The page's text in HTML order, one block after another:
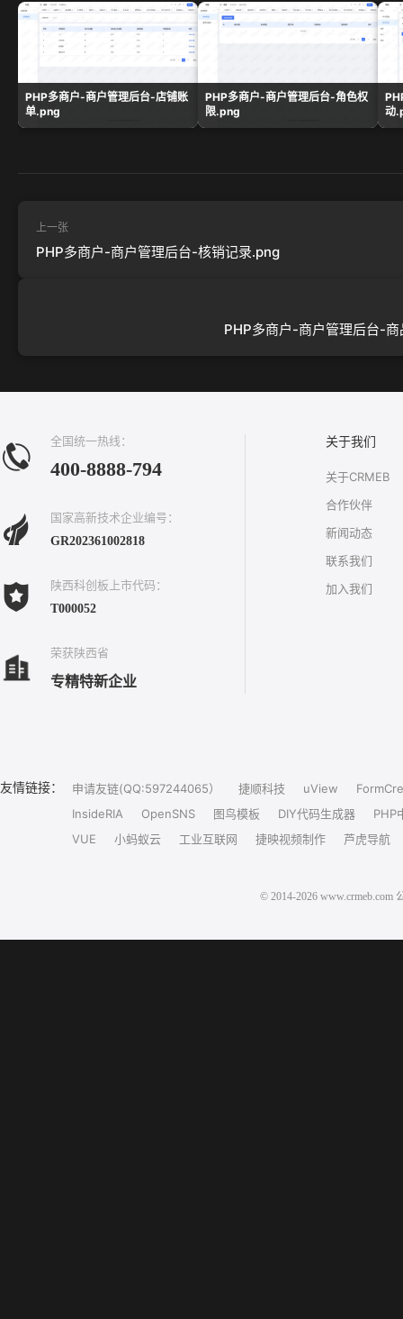
PHP多商户-商户管理后台-店铺账
单.png
PHP多商户-商户管理后台-角色权
限.png
动
上一张
PHP多商户-商户管理后台-核销记录.png
PHP多商户-商户管理后台-
全国统一热线：
400-8888-794
国家高新技术企业编号：
GR202361002818
陕西科创板上市代码：
T000052
荣获陕西省
专精特新企业
关于我们
关于CRMEB
合作伙伴
新闻动态
联系我们
加入我们
友情链接： 申请友链(QQ:597244065） 捷顺科技 uView
InsideRIA
OpenSNS 图鸟模板 DIY代码生成器
PHP
VUE
小蚂蚁云 工业互联网 捷映视频制作 芦虎导航
© 2014-2026